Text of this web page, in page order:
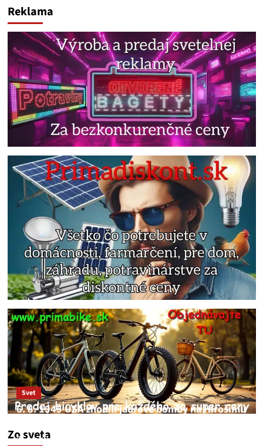
Reklama
Zo sveta
Svet
6. 8. 1945 USA zhodili jadrové bomby na Hirošimu
JNS